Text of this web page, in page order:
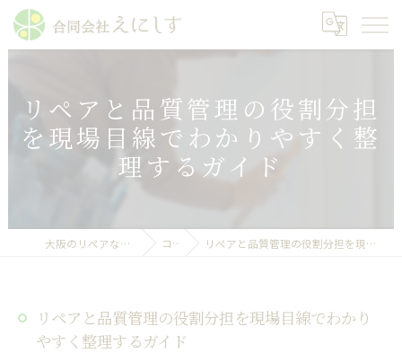
リペアと品質管理の役割分担
を現場目線でわかりやすく整
理するガイド
大阪のリペアなら合同会社えにしす コラム リペアと品質管理の役割分担を現場目線でわかりやすく整理するガイド
リペアと品質管理の役割分担を現場目線でわかり
やすく整理するガイド